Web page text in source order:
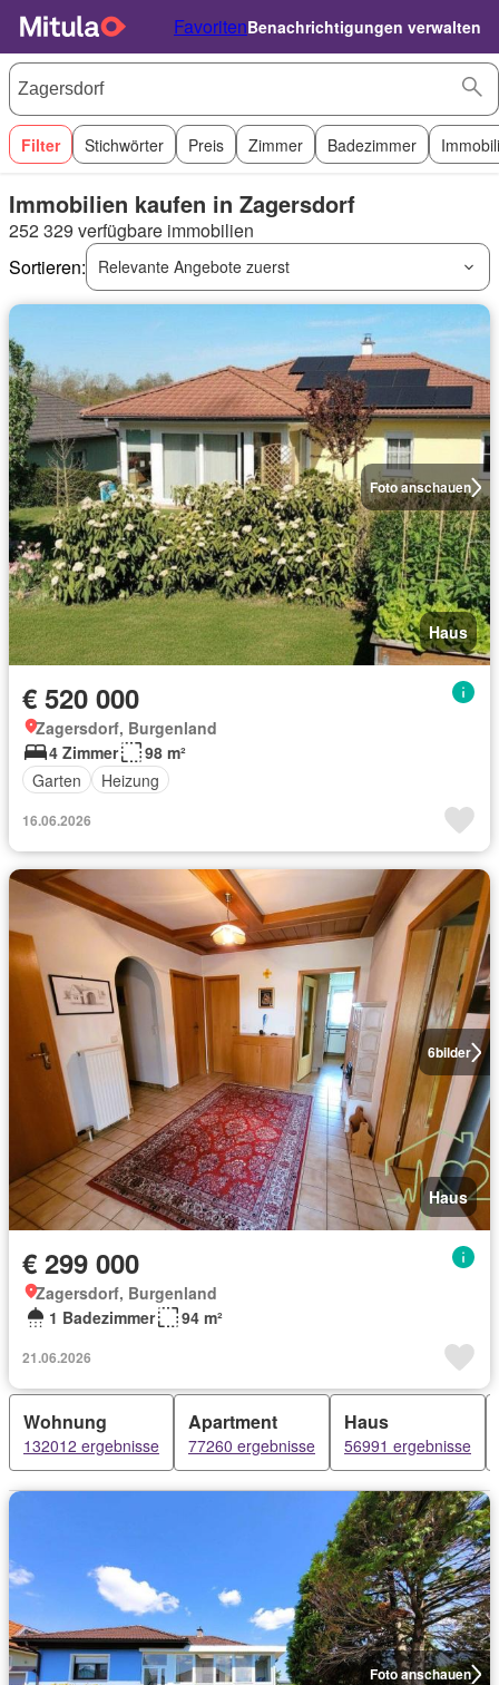
FavoritenBenachrichtigungen verwalten
Filter Stichwörter Preis Zimmer Badezimmer
Immobilien kaufen in Zagersdorf
252 329 verfügbare immobilien
Sortieren:
Relevante Angebote zuerst
Foto anschauen
Haus
€ 520 000
Zagersdorf, Burgenland
4 Zimmer
98 m²
Garten
Heizung
16.06.2026
6bilder
Haus
€ 299 000
Zagersdorf, Burgenland
1 Badezimmer
94 m²
21.06.2026
Wohnung
132012 ergebnisse
Apartment
77260 ergebnisse
Haus
56991 ergebnisse
Foto anschauen